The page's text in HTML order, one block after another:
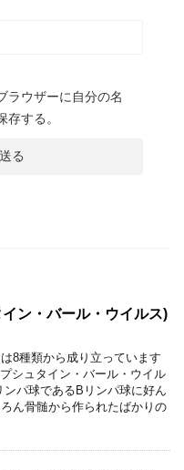
ラウザーに自分の名
する。
ン・バール・ウイルス)
8種類から成り立っています
シュタイン・バール・ウイル
ンパ球であるBリンパ球に好ん
ん骨髄から作られたばかりの